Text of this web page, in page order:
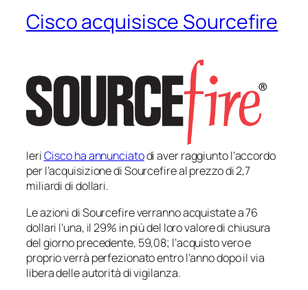
Cisco acquisisce Sourcefire
IeriCisco ha annunciatodi aver raggiunto l’accordo
per l’acquisizione di Sourcefire al prezzo di 2,7
miliardi di dollari.
Le azioni di Sourcefire verranno acquistate a 76
dollari l’una, il 29% in più del loro valore di chiusura
del giorno precedente, 59,08; l’acquisto vero e
proprio verrà perfezionato entro l’anno dopo il via
libera delle autorità di vigilanza.